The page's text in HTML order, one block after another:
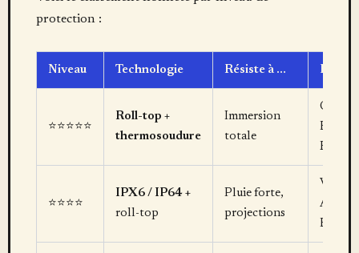
protection :
Niveau Technologie Résiste à …
⭐⭐⭐⭐⭐
Roll-top +
thermosoudure
Immersion
totale
Ortlieb
Back-
Roller
⭐⭐⭐⭐
IPX6 / IP64+
roll-top
Pluie forte,
projections
Vaude
Aqua
Back